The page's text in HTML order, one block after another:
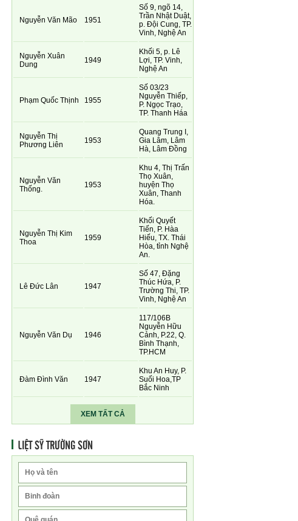
Nguyễn Văn Mão 1951
Số 9, ngõ 14,
Trần Nhật Duật,
p. Đội Cung, TP.
Vinh, Nghệ An
Nguyễn Xuân
Dung
1949
Khối 5, p. Lê
Lợi, TP. Vinh,
Nghệ An
Phạm Quốc Thịnh 1955
Số 03/23
Nguyễn Thiếp,
P. Ngọc Trạo,
TP. Thanh Háa
Nguyễn Thị
Phương Liên
1953
Quang Trung I,
Gia Lâm, Lâm
Hà, Lâm Đồng
Nguyễn Văn
Thống.
1953
Khu 4, Thị Trấn
Thọ Xuân,
huyện Thọ
Xuân, Thanh
Hóa.
Nguyễn Thị Kim
Thoa
1959
Khối Quyết
Tiến, P. Hàa
Hiếu, TX. Thái
Hòa, tỉnh Nghệ
An.
Lê Đức Lân 1947
Số 47, Đặng
Thúc Hứa, P.
Trường Thi, TP.
Vinh, Nghệ An
Nguyễn Văn Dụ 1946
117/106B
Nguyễn Hữu
Cảnh, P.22, Q.
Bình Thạnh,
TP.HCM
Đàm Đình Văn 1947
Khu An Huy, P.
Suối Hoa,TP
Bắc Ninh
XEM TẤT CẢ
LIỆT SỸ TRƯỜNG SƠN